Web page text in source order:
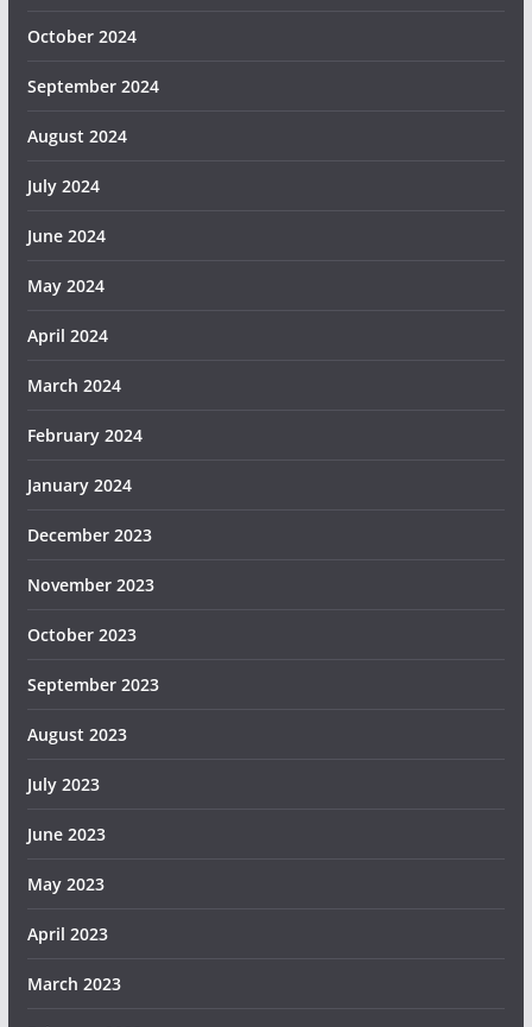
October 2024
September 2024
August 2024
July 2024
June 2024
May 2024
April 2024
March 2024
February 2024
January 2024
December 2023
November 2023
October 2023
September 2023
August 2023
July 2023
June 2023
May 2023
April 2023
March 2023